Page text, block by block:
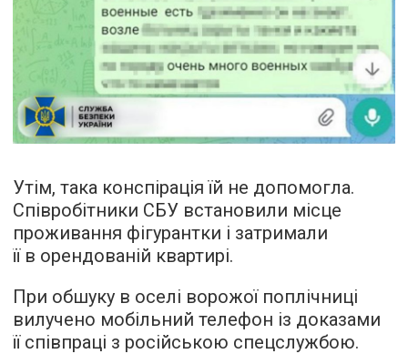
Утім, така конспірація їй не допомогла.
Співробітники СБУ встановили місце
проживання фігурантки і затримали
її в орендованій квартирі.
При обшуку в оселі ворожої поплічниці
вилучено мобільний телефон із доказами
її співпраці з російською спецслужбою.